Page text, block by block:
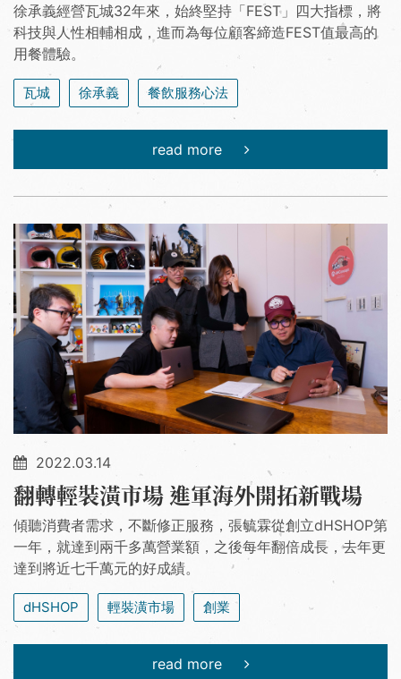
徐承義經營瓦城32年來，始終堅持「FEST」四大指標，將
科技與人性相輔相成，進而為每位顧客締造FEST值最高的
用餐體驗。
瓦城 徐承義 餐飲服務心法
read more
2022.03.14
翻轉輕裝潢市場 進軍海外開拓新戰場
傾聽消費者需求，不斷修正服務，張毓霖從創立dHSHOP第
一年，就達到兩千多萬營業額，之後每年翻倍成長，去年更
達到將近七千萬元的好成績。
dHSHOP 輕裝潢市場 創業
read more